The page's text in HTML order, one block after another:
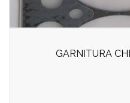
GARNITURA